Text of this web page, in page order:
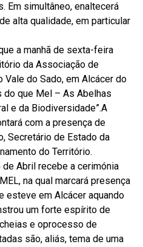
Em simultâneo, enaltecerá
alta qualidade, em particular
a manhã de sexta-feira
da Associação de
do Sado, em Alcácer do
do que Mel – As Abelhas
e da Biodiversidade”.A
com a presença de
Secretário de Estado da
do Território.
Abril recebe a cerimónia
na qual marcará presença
esteve em Alcácer aquando
um forte espírito de
e oprocesso de
são, aliás, tema de uma